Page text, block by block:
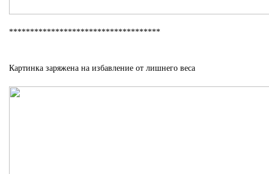
************************************
Картинка заряжена на избавление от лишнего веса